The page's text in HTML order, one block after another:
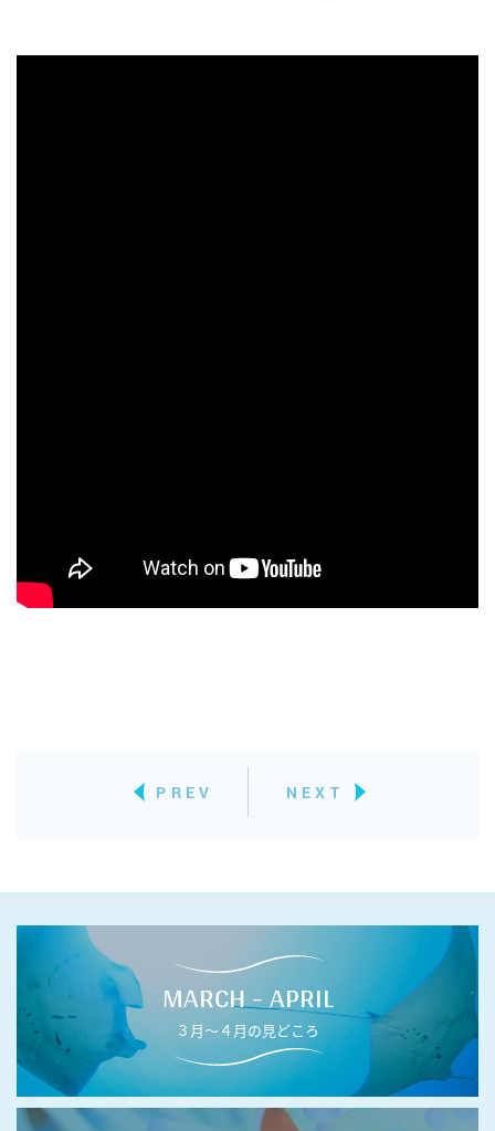
PREV NEXT
MARCH - APRIL
３月〜４月の見どころ